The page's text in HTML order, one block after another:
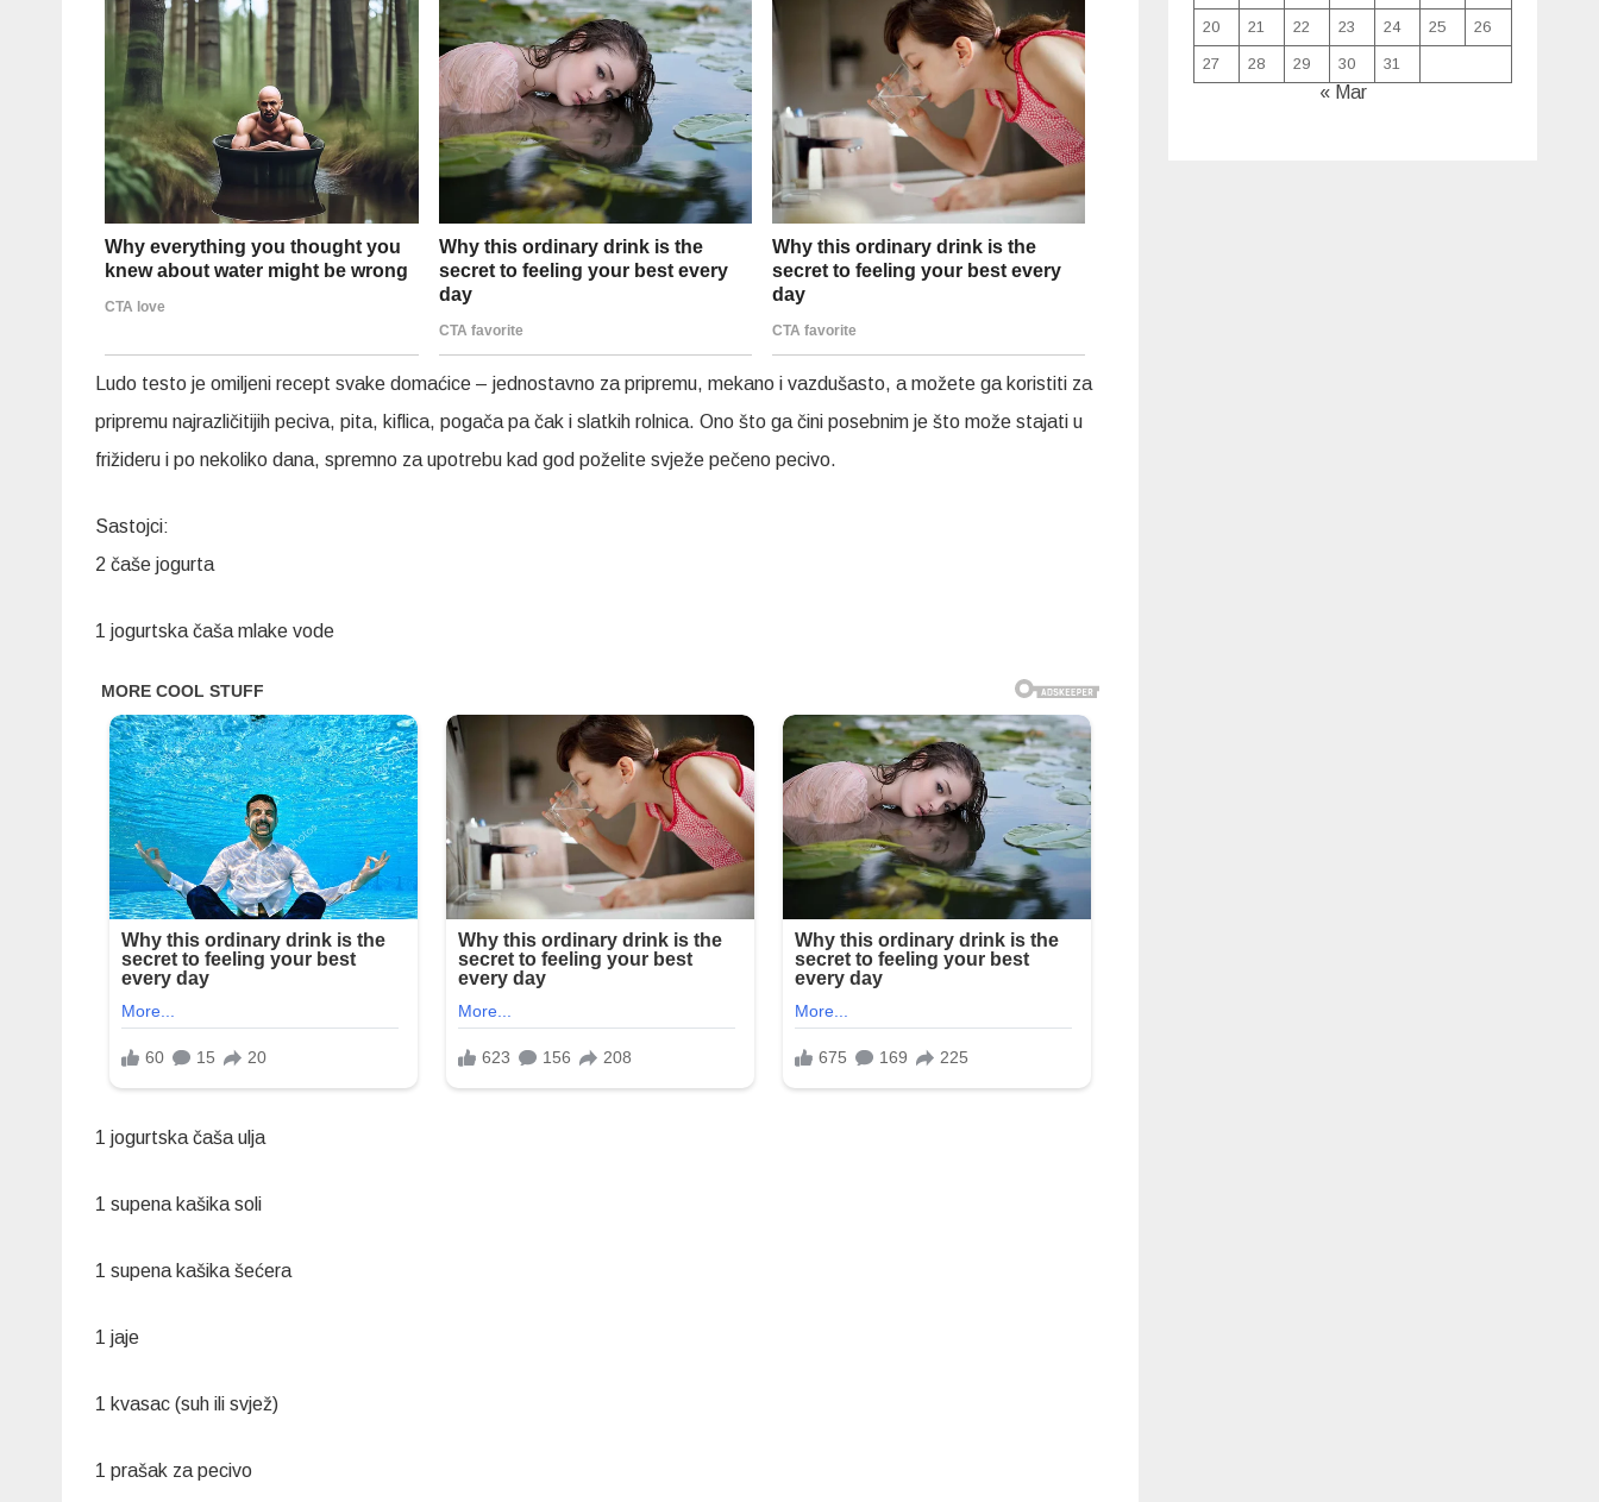
Ludo testo je omiljeni recept svake domaćice – jednostavno za pripremu, mekano i vazdušasto, a možete ga koristiti za
pripremu najrazličitijih peciva, pita, kiflica, pogača pa čak i slatkih rolnica. Ono što ga čini posebnim je što može stajati u
frižideru i po nekoliko dana, spremno za upotrebu kad god poželite svježe pečeno pecivo.
Sastojci:
2 čaše jogurta
1 jogurtska čaša mlake vode
1 jogurtska čaša ulja
1 supena kašika soli
1 supena kašika šećera
1 jaje
1 kvasac (suh ili svjež)
1 prašak za pecivo
20 21 22 23 24 25 26
27 28 29 30 31
« Mar